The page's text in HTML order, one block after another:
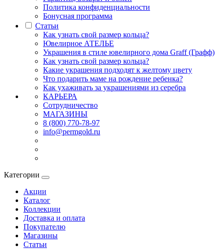
Политика конфиденциальности
Бонусная программа
Статьи
Как узнать свой размер кольца?
Ювелирное АТЕЛЬЕ
Украшения в стиле ювелирного дома Graff (Графф)
Как узнать свой размер кольца?
Какие украшения подходят к желтому цвету
Что подарить маме на рождение ребенка?
Как ухаживать за украшениями из серебра
КАРЬЕРА
Сотрудничество
МАГАЗИНЫ
8 (800) 770-78-97
info@permgold.ru
Категории
Акции
Каталог
Коллекции
Доставка и оплата
Покупателю
Магазины
Статьи